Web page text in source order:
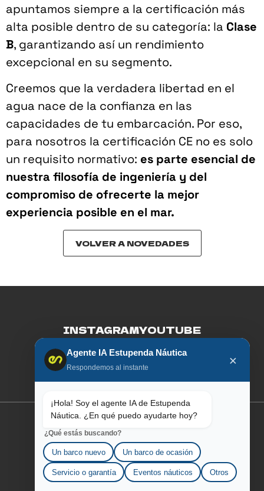
apuntamos siempre a la certificación más
alta posible dentro de su categoría: la Clase
B, garantizando así un rendimiento
excepcional en su segmento.
Creemos que la verdadera libertad en el
agua nace de la confianza en las
capacidades de tu embarcación. Por eso,
para nosotros la certificación CE no es solo
un requisito normativo: es parte esencial de
nuestra filosofía de ingeniería y del
compromiso de ofrecerte la mejor
experiencia posible en el mar.
VOLVER A NOVEDADES
INSTAGRAMYOUTUBE
FACEBOOKLINKEDIN
SOBRE AQUILA
LOS ESTUPENDOS
Agente IA Estupenda Náutica
Respondemos al instante ×
¡Hola! Soy el agente IA de Estupenda
Náutica. ¿En qué puedo ayudarte hoy?
¿Qué estás buscando?
Un barco nuevo Un barco de ocasión
Servicio o garantía Eventos náuticos Otros